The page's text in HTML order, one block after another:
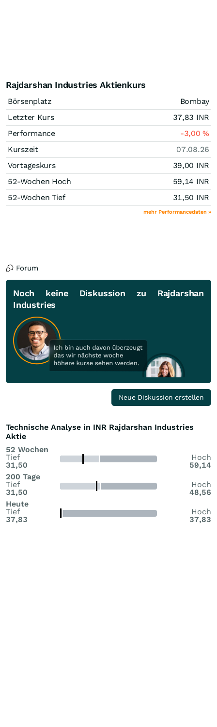
Rajdarshan Industries Aktienkurs
Börsenplatz
Bombay
Letzter Kurs
37,83 INR
Performance
-3,00%
Kurszeit
07.08.26
Vortageskurs
39,00 INR
52-Wochen Hoch
59,14 INR
52-Wochen Tief
31,50 INR
mehr Performancedaten »
Forum
Noch keine Diskussion zu Rajdarshan
Industries
Neue Diskussion erstellen
Technische Analyse in INR Rajdarshan Industries
Aktie
52 Wochen
Tief
31,50
Hoch
59,14
200 Tage
Tief
31,50
Hoch
48,56
Heute
Tief
37,83
Hoch
37,83